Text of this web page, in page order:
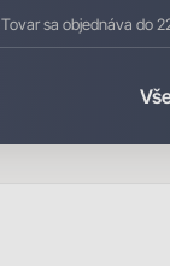
Tovar sa objednáva do